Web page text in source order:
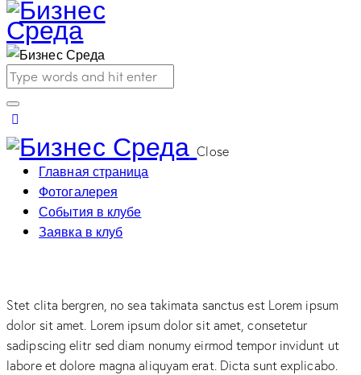
Close
Главная страница
Фотогалерея
События в клубе
Заявка в клуб
Stet clita bergren, no sea takimata sanctus est Lorem ipsum
dolor sit amet. Lorem ipsum dolor sit amet, consetetur
sadipscing elitr sed diam nonumy eirmod tempor invidunt ut
labore et dolore magna aliquyam erat. Dicta sunt explicabo.